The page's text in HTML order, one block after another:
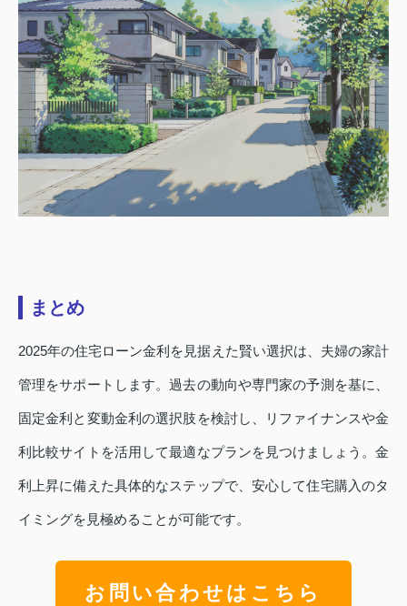
まとめ
2025年の住宅ローン金利を見据えた賢い選択は、夫婦の家計
管理をサポートします。過去の動向や専門家の予測を基に、
固定金利と変動金利の選択肢を検討し、リファイナンスや金
利比較サイトを活用して最適なプランを見つけましょう。金
利上昇に備えた具体的なステップで、安心して住宅購入のタ
イミングを見極めることが可能です。
お問い合わせはこちら